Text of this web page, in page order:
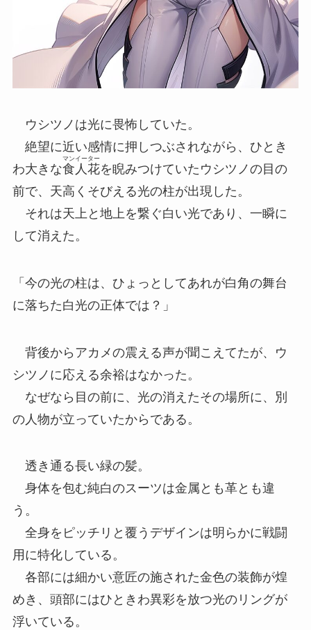
ウシツノは光に畏怖していた。
絶望に近い感情に押しつぶされながら、ひとき
わ大きな食人花
マンイーター
を睨みつけていたウシツノの目の
前で、天高くそびえる光の柱が出現した。
それは天上と地上を繋ぐ白い光であり、一瞬に
して消えた。
「今の光の柱は、ひょっとしてあれが白角の舞台
に落ちた白光の正体では？」
背後からアカメの震える声が聞こえてたが、ウ
シツノに応える余裕はなかった。
なぜなら目の前に、光の消えたその場所に、別
の人物が立っていたからである。
透き通る長い緑の髪。
身体を包む純白のスーツは金属とも革とも違
う。
全身をピッチリと覆うデザインは明らかに戦闘
用に特化している。
各部には細かい意匠の施された金色の装飾が煌
めき、頭部にはひときわ異彩を放つ光のリングが
浮いている。